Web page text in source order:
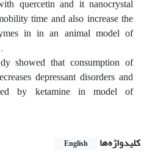
quercetin and it nanocrystal
time and also increase the
in in an animal model of
showed that consumption of
depressant disorders and
by ketamine in model of
کلیدواژه‌ها
English